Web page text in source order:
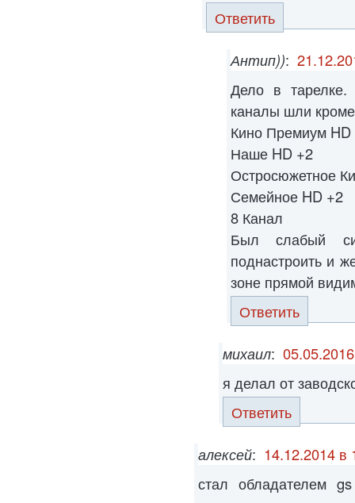
Ответить
Антип)):
Дело в
каналы шли
Кино Премиум HD
Наше HD +2
Остросюжетное
Семейное HD +2
8 Канал
Был слабый
поднастроить и
зоне прямой
Ответить
михаил:
я делал от
Ответить
алексей: 14.12.2014 в
стал обладателем